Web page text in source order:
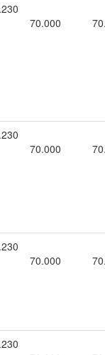
70.000
70.000
70.000